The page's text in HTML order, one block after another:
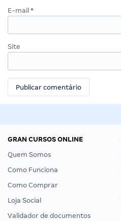
E-mail *
Site
GRAN CURSOS ONLINE
Quem Somos
Como Funciona
Como Comprar
Loja Social
Validador de documentos